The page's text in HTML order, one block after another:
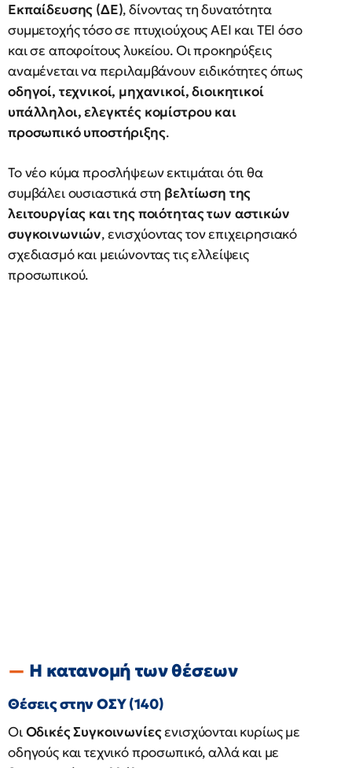
Εκπαίδευσης (ΔΕ), δίνοντας τη δυνατότητα
συμμετοχής τόσο σε πτυχιούχους ΑΕΙ και ΤΕΙ όσο
και σε αποφοίτους λυκείου. Οι προκηρύξεις
αναμένεται να περιλαμβάνουν ειδικότητες όπως
οδηγοί, τεχνικοί, μηχανικοί, διοικητικοί
υπάλληλοι, ελεγκτές κομίστρου και
προσωπικό υποστήριξης.
Το νέο κύμα προσλήψεων εκτιμάται ότι θα
συμβάλει ουσιαστικά στη βελτίωση της
λειτουργίας και της ποιότητας των αστικών
συγκοινωνιών, ενισχύοντας τον επιχειρησιακό
σχεδιασμό και μειώνοντας τις ελλείψεις
προσωπικού.
Η κατανομή των θέσεων
Θέσεις στην ΟΣΥ (140)
ΟιΟδικές Συγκοινωνίεςενισχύονται κυρίως με
οδηγούς και τεχνικό προσωπικό, αλλά και με